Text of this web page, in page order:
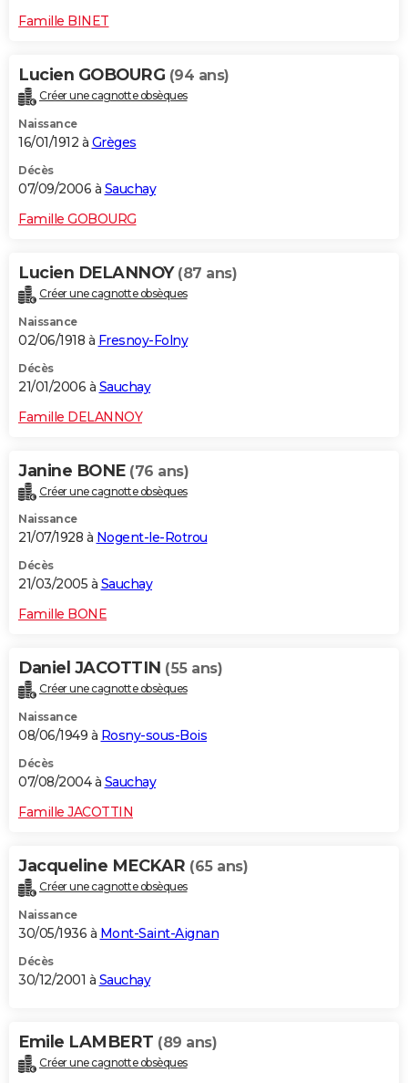
Famille BINET
Lucien GOBOURG (94 ans)
Créer une cagnotte obsèques
Naissance
16/01/1912 à Grèges
Décès
07/09/2006 à Sauchay
Famille GOBOURG
Lucien DELANNOY (87 ans)
Créer une cagnotte obsèques
Naissance
02/06/1918 à Fresnoy-Folny
Décès
21/01/2006 à Sauchay
Famille DELANNOY
Janine BONE (76 ans)
Créer une cagnotte obsèques
Naissance
21/07/1928 à Nogent-le-Rotrou
Décès
21/03/2005 à Sauchay
Famille BONE
Daniel JACOTTIN (55 ans)
Créer une cagnotte obsèques
Naissance
08/06/1949 à Rosny-sous-Bois
Décès
07/08/2004 à Sauchay
Famille JACOTTIN
Jacqueline MECKAR (65 ans)
Créer une cagnotte obsèques
Naissance
30/05/1936 à Mont-Saint-Aignan
Décès
30/12/2001 à Sauchay
Emile LAMBERT (89 ans)
Créer une cagnotte obsèques